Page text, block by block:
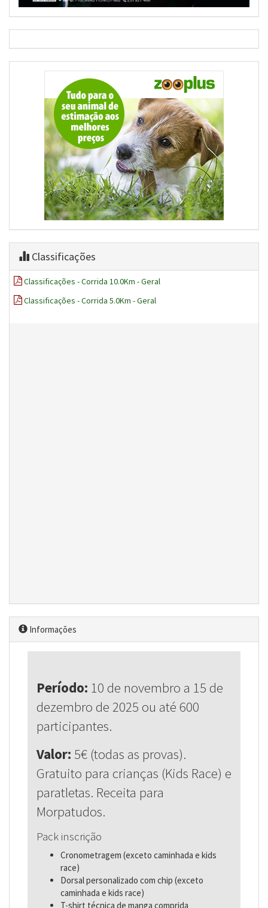
Classificações
Classificações - Corrida 10.0Km - Geral
Classificações - Corrida 5.0Km - Geral
Informações
Período: 10 de novembro a 15 de
dezembro de 2025 ou até 600
participantes.
Valor: 5€ (todas as provas).
Gratuito para crianças (Kids Race) e
paratletas. Receita para
Morpatudos.
Pack inscrição
Cronometragem (exceto caminhada e kids
race)
Dorsal personalizado com chip (exceto
caminhada e kids race)
T-shirt técnica de manga comprida